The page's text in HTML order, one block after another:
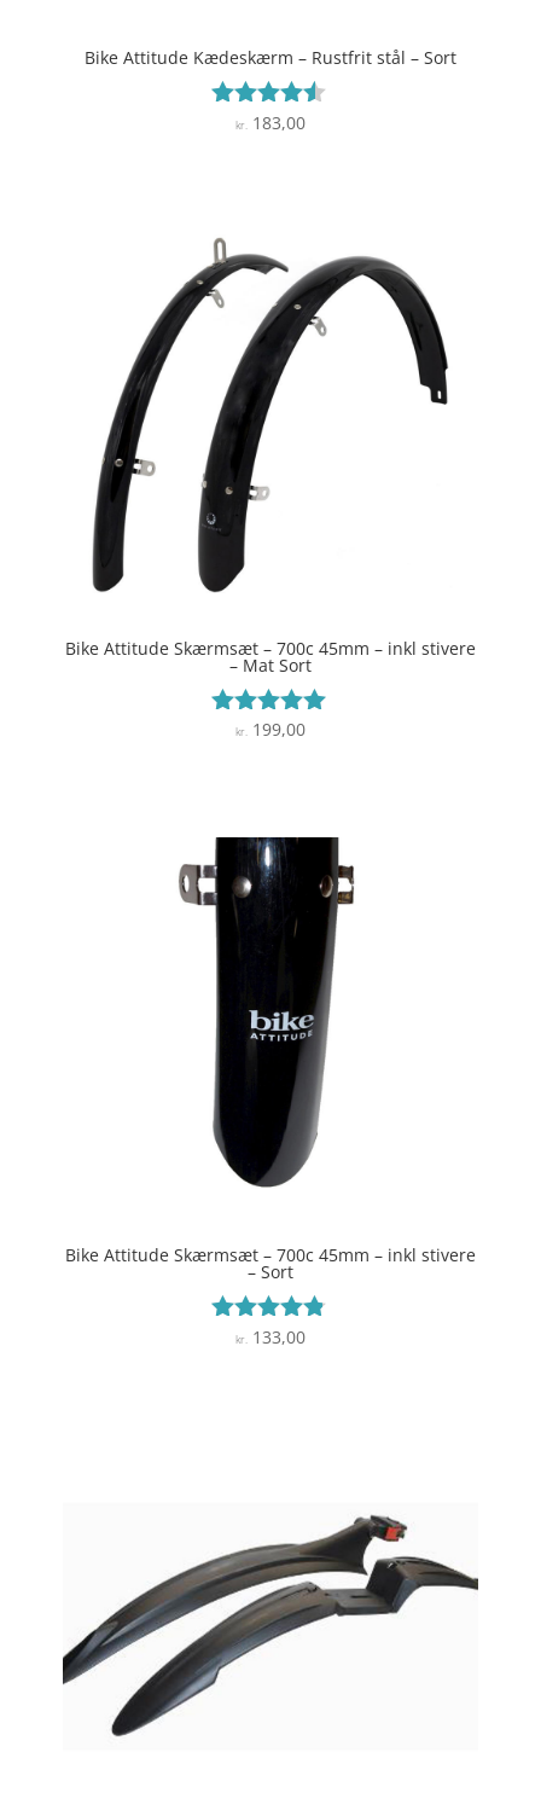
Bike Attitude Kædeskærm – Rustfrit stål – Sort
Vurderet
kr. 183,00
Bike Attitude Skærmsæt – 700c 45mm – inkl stivere
– Mat Sort
Vurderet
kr.199,00
Bike Attitude Skærmsæt – 700c 45mm – inkl stivere
– Sort
Vurderet
kr. 133,00